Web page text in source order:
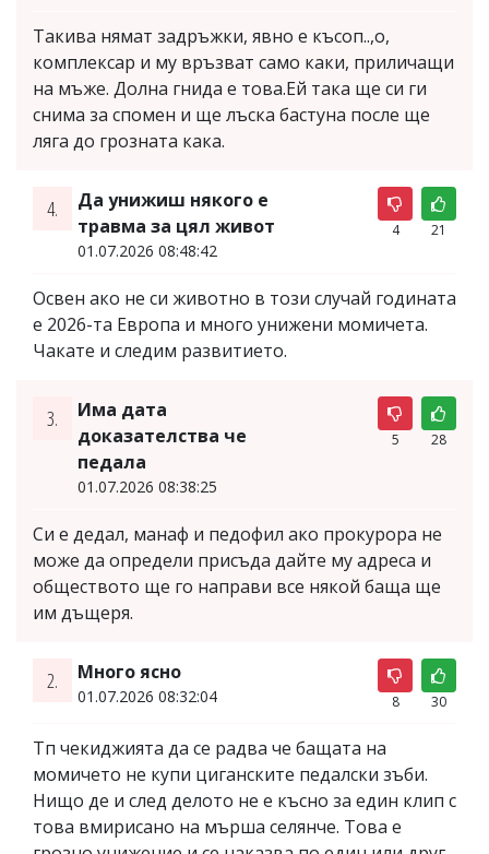
Такива нямат задръжки, явно е късоп..,о,
комплексар и му връзват само каки, приличащи
на мъже. Долна гнида е това.Ей така ще си ги
снима за спомен и ще лъска бастуна после ще
ляга до грозната кака.
4.
Да унижиш някого е
травма за цял живот
01.07.2026 08:48:42
4 21
Освен ако не си животно в този случай годината
е 2026-та Европа и много унижени момичета.
Чакате и следим развитието.
3.
Има дата
доказателства че
педала
01.07.2026 08:38:25
5 28
Си е дедал, манаф и педофил ако прокурора не
може да определи присъда дайте му адреса и
обществото ще го направи все някой баща ще
им дъщеря.
2. Много ясно
01.07.2026 08:32:04 8 30
Тп чекиджията да се радва че бащата на
момичето не купи циганските педалски зъби.
Нищо де и след делото не е късно за един клип с
това вмирисано на мърша селянче. Това е